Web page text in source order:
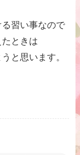
習い事なので
ときは
と思います。